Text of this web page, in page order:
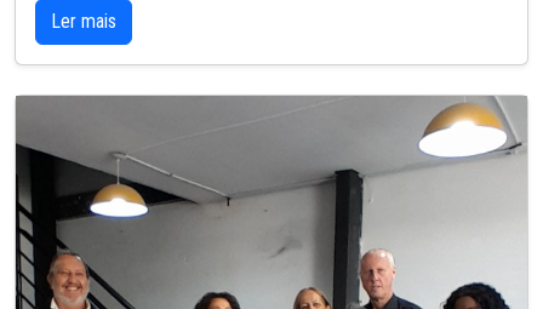
Ler mais